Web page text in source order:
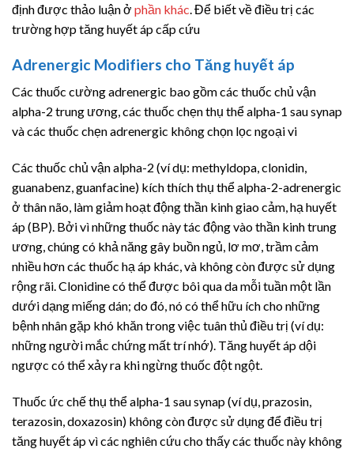
định được thảo luận ở phần khác. Để biết về điều trị các
trường hợp tăng huyết áp cấp cứu
Adrenergic Modifiers cho Tăng huyết áp
Các thuốc cường adrenergic bao gồm các thuốc chủ vận
alpha-2 trung ương, các thuốc chẹn thụ thể alpha-1 sau synap
và các thuốc chẹn adrenergic không chọn lọc ngoại vi
Các thuốc chủ vận alpha-2 (ví dụ: methyldopa, clonidin,
guanabenz, guanfacine) kích thích thụ thể alpha-2-adrenergic
ở thân não, làm giảm hoạt động thần kinh giao cảm, hạ huyết
áp (BP). Bởi vì những thuốc này tác động vào thần kinh trung
ương, chúng có khả năng gây buồn ngủ, lơ mơ, trầm cảm
nhiều hơn các thuốc hạ áp khác, và không còn được sử dụng
rộng rãi.Clonidinecó thể được bôi qua da mỗi tuần một lần
dưới dạng miếng dán; do đó, nó có thể hữu ích cho những
bệnh nhân gặp khó khăn trong việc tuân thủ điều trị (ví dụ:
những người mắc chứng mất trí nhớ). Tăng huyết áp dội
ngược có thể xảy ra khi ngừng thuốc đột ngột.
Thuốc ức chế thụ thể alpha-1 sau synap (ví dụ, prazosin,
terazosin, doxazosin) không còn được sử dụng để điều trị
tăng huyết áp vì các nghiên cứu cho thấy các thuốc này không